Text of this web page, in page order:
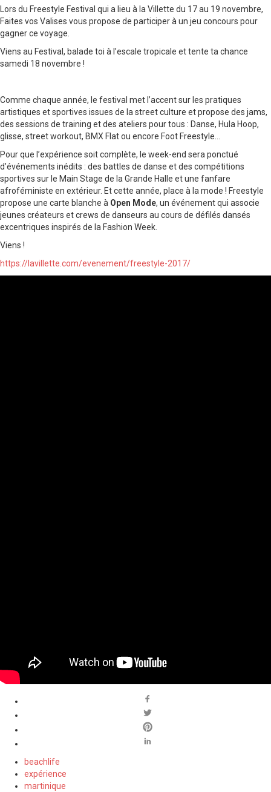
Lors du Freestyle Festival qui a lieu à la Villette du 17 au 19 novembre,
Faites vos Valises vous propose de participer à un jeu concours pour
gagner ce voyage.
Viens au Festival, balade toi à l’escale tropicale et tente ta chance
samedi 18 novembre !
Comme chaque année, le festival met l’accent sur les pratiques
artistiques et sportives issues de la street culture et propose des jams,
des sessions de training et des ateliers pour tous : Danse, Hula Hoop,
glisse, street workout, BMX Flat ou encore Foot Freestyle…
Pour que l’expérience soit complète, le week-end sera ponctué
d’événements inédits : des battles de danse et des compétitions
sportives sur le Main Stage de la Grande Halle et une fanfare
afroféministe en extérieur. Et cette année, place à la mode ! Freestyle
propose une carte blanche à Open Mode, un événement qui associe
jeunes créateurs et crews de danseurs au cours de défilés dansés
excentriques inspirés de la Fashion Week.
Viens !
https://lavillette.com/evenement/freestyle-2017/
beachlife
expérience
martinique